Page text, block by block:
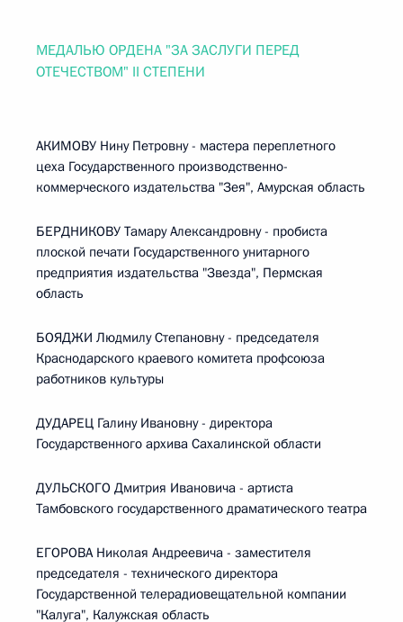
МЕДАЛЬЮ ОРДЕНА "ЗА ЗАСЛУГИ ПЕРЕД
ОТЕЧЕСТВОМ" II СТЕПЕНИ
АКИМОВУ Нину Петровну - мастера переплетного
цеха Государственного производственно-
коммерческого издательства "Зея", Амурская область
БЕРДНИКОВУ Тамару Александровну - пробиста
плоской печати Государственного унитарного
предприятия издательства "Звезда", Пермская
область
БОЯДЖИ Людмилу Степановну - председателя
Краснодарского краевого комитета профсоюза
работников культуры
ДУДАРЕЦ Галину Ивановну - директора
Государственного архива Сахалинской области
ДУЛЬСКОГО Дмитрия Ивановича - артиста
Тамбовского государственного драматического театра
ЕГОРОВА Николая Андреевича - заместителя
председателя - технического директора
Государственной телерадиовещательной компании
"Калуга", Калужская область